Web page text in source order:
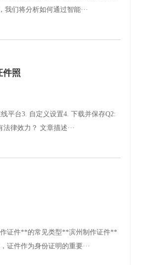
们将分析如何通过智能···
照
平台3. 自定义设置4. 下载并保存Q2:
律效力？ 文章描述···
证件**的常见类型**滨州制作证件**
证件作为身份证明的重要···